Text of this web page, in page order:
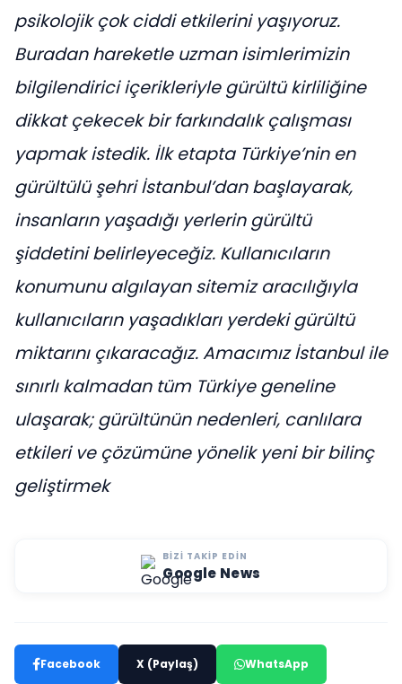
psikolojik çok ciddi etkilerini yaşıyoruz.
Buradan hareketle uzman isimlerimizin
bilgilendirici içerikleriyle gürültü kirliliğine
dikkat çekecek bir farkındalık çalışması
yapmak istedik. İlk etapta Türkiye’nin en
gürültülü şehri İstanbul’dan başlayarak,
insanların yaşadığı yerlerin gürültü
şiddetini belirleyeceğiz. Kullanıcıların
konumunu algılayan sitemiz aracılığıyla
kullanıcıların yaşadıkları yerdeki gürültü
miktarını çıkaracağız. Amacımız İstanbul ile
sınırlı kalmadan tüm Türkiye geneline
ulaşarak; gürültünün nedenleri, canlılara
etkileri ve çözümüne yönelik yeni bir bilinç
geliştirmek
BIZI TAKIP EDIN
Google News
Facebook X (Paylaş) WhatsApp